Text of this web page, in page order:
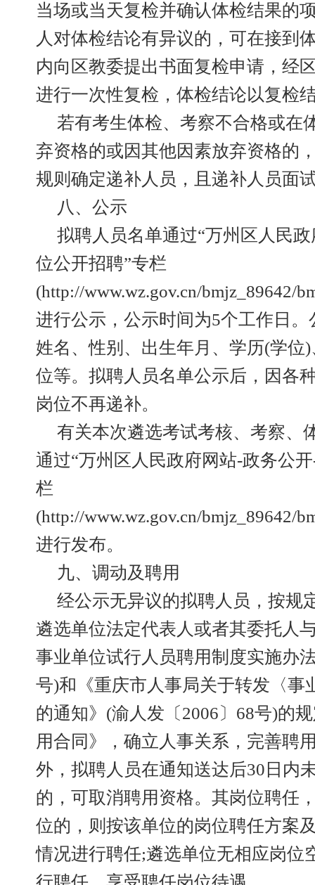
当场或当天复检并确认体检结果的
人对体检结论有异议的，可在接到
内向区教委提出书面复检申请，经
进行一次性复检，体检结论以复检
若有考生体检、考察不合格或在
弃资格的或因其他因素放弃资格的
规则确定递补人员，且递补人员面
八、公示
拟聘人员名单通过“万州区人民
位公开招聘”专栏
(http://www.wz.gov.cn/bmjz_89642/
进行公示，公示时间为5个工作日
姓名、性别、出生年月、学历(学位
位等。拟聘人员名单公示后，因各
岗位不再递补。
有关本次遴选考试考核、考察、
通过“万州区人民政府网站-政务公
栏
(http://www.wz.gov.cn/bmjz_89642/
进行发布。
九、调动及聘用
经公示无异议的拟聘人员，按规
遴选单位法定代表人或者其委托人
事业单位试行人员聘用制度实施办
号)和《重庆市人事局关于转发〈事
的通知》(渝人发〔2006〕68号)的
用合同》，确立人事关系，完善聘
外，拟聘人员在通知送达后30日内
的，可取消聘用资格。其岗位聘任
位的，则按该单位的岗位聘任方案
情况进行聘任;遴选单位无相应岗位